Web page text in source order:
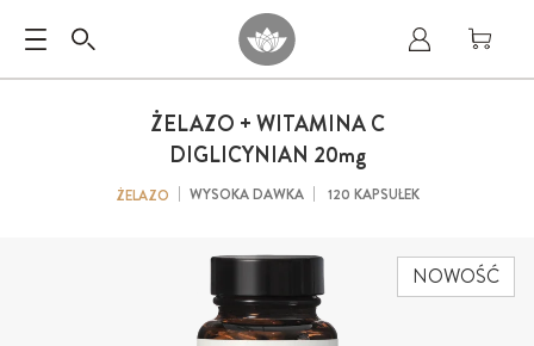
NOWOŚĆ
ŻELAZO + WITAMINA C
DIGLICYNIAN 20mg
ŻELAZO WYSOKA DAWKA 120 KAPSUŁEK